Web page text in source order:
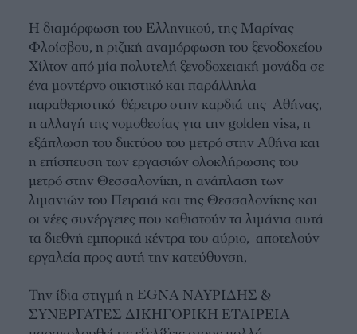
Η διαμόρφωση του Ελληνικού, της Μαρίνας
Φλοίσβου, η ριζική αναμόρφωση του ξενοδοχείου
Χίλτον από μία πολυτελή ξενοδοχειακή μονάδα σε
ένα μοντέρνο οικιστικό και παράλληλα
παραθεριστικό θέρετρο στην καρδιά της Αθήνας,
η αλλαγή της νομοθεσίας για την golden visa, η
εξάπλωση του δικτύου του μετρό στην Αθήνα και
η επίσπευση των εργασιών ολοκλήρωσης του
μετρό στην Θεσσαλονίκη, η ανάπλαση των
λιμανιών του Πειραιά και της Θεσσαλονίκης και
οι νέες συνέργειες που καθιστούν τα λιμάνια αυτά
τα διεθνή εμπορικά κέντρα του αύριο, αποτελούν
εργαλεία προς αυτή την κατεύθυνση,
Την ίδια στιγμή η EGNA ΝΑΥΡΙΔΗΣ &
ΣΥΝΕΡΓΑΤΕΣ ΔΙΚΗΓΟΡΙΚΗ ΕΤΑΙΡΕΙΑ